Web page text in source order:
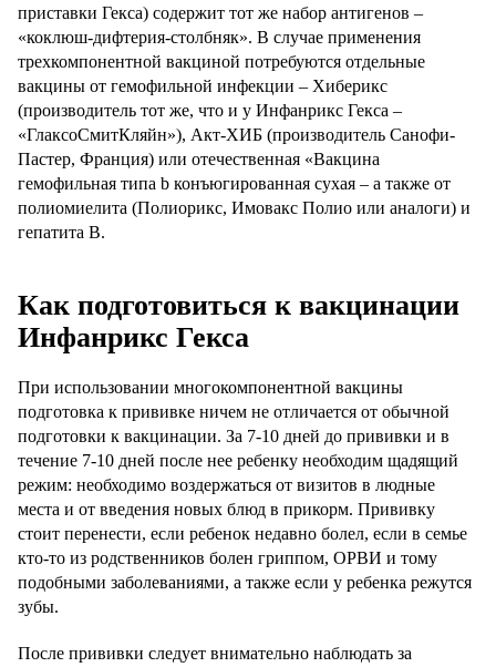
приставки Гекса) содержит тот же набор антигенов –
«коклюш-дифтерия-столбняк». В случае применения
трехкомпонентной вакциной потребуются отдельные
вакцины от гемофильной инфекции – Хиберикс
(производитель тот же, что и у Инфанрикс Гекса –
«ГлаксоСмитКляйн»), Акт-ХИБ (производитель Санофи-
Пастер, Франция) или отечественная «Вакцина
гемофильная типа b конъюгированная сухая – а также от
полиомиелита (Полиорикс, Имовакс Полио или аналоги) и
гепатита В.
Как подготовиться к вакцинации
Инфанрикс Гекса
При использовании многокомпонентной вакцины
подготовка к прививке ничем не отличается от обычной
подготовки к вакцинации. За 7-10 дней до прививки и в
течение 7-10 дней после нее ребенку необходим щадящий
режим: необходимо воздержаться от визитов в людные
места и от введения новых блюд в прикорм. Прививку
стоит перенести, если ребенок недавно болел, если в семье
кто-то из родственников болен гриппом, ОРВИ и тому
подобными заболеваниями, а также если у ребенка режутся
зубы.
После прививки следует внимательно наблюдать за